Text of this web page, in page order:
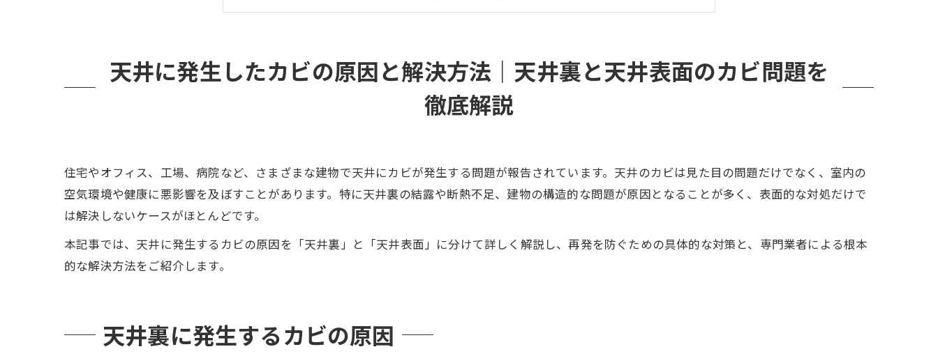
天井にカビが生えないための対策
天井に発生したカビの原因と解決方法｜天井裏と天井表面のカビ問題を
徹底解説
住宅やオフィス、工場、病院など、さまざまな建物で天井にカビが発生する問題が報告されています。天井のカビは見た目の問題だけでなく、室内の
空気環境や健康に悪影響を及ぼすことがあります。特に天井裏の結露や断熱不足、建物の構造的な問題が原因となることが多く、表面的な対処だけで
は解決しないケースがほとんどです。
本記事では、天井に発生するカビの原因を「天井裏」と「天井表面」に分けて詳しく解説し、再発を防ぐための具体的な対策と、専門業者による根本
的な解決方法をご紹介します。
天井裏に発生するカビの原因